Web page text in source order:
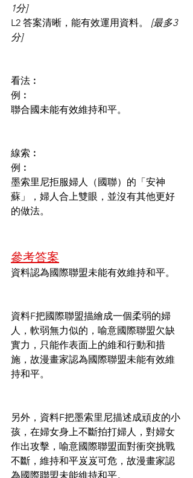
1分]
L2 答案清晰，能有效運用資料。 [最多3
分]
看法︰
例︰
聯合國未能有效維持和平。
線索︰
例︰
墨索里尼拒服婦人（國聯）的「安神
蘇」，婦人合上雙眼，並沒有其他更好
的做法。
參考答案
資料認為國際聯盟未能有效維持和平。
資料F把國際聯盟描繪成一個柔弱的婦
人，軟弱無力似的，喻意國際聯盟欠缺
實力，只能作表面上的維和行動和措
施，故漫畫家認為國際聯盟未能有效維
持和平。
另外，資料F把墨索里尼描述成頑皮的小
孩，在婦女身上不斷拍打婦人，對婦女
作出攻擊，喻意國際聯盟面對衝突挑戰
不斷，維持和平岌岌可危，故漫畫家認
為國際聯盟未能維持和平。